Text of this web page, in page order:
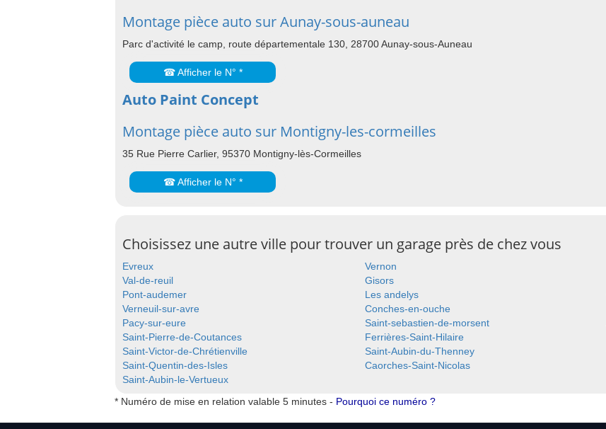
Montage pièce auto sur Aunay-sous-auneau
Parc d'activité le camp, route départementale 130, 28700 Aunay-sous-Auneau
☎ Afficher le N° *
Auto Paint Concept
Montage pièce auto sur Montigny-les-cormeilles
35 Rue Pierre Carlier, 95370 Montigny-lès-Cormeilles
☎ Afficher le N° *
Choisissez une autre ville pour trouver un garage près de chez vous
Evreux Vernon
Val-de-reuil
Gisors
Pont-audemer
Les andelys
Verneuil-sur-avre
Conches-en-ouche
Pacy-sur-eure
Saint-sebastien-de-morsent
Saint-Pierre-de-Coutances
Ferrières-Saint-Hilaire
Saint-Victor-de-Chrétienville
Saint-Aubin-du-Thenney
Saint-Quentin-des-Isles
Caorches-Saint-Nicolas
Saint-Aubin-le-Vertueux
* Numéro de mise en relation valable 5 minutes - Pourquoi ce numéro ?